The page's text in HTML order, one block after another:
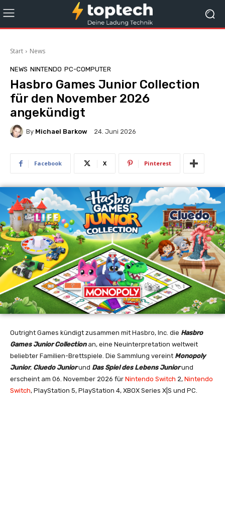
Start News
NEWS NINTENDO PC-COMPUTER
Hasbro Games Junior Collection
für den November 2026
angekündigt
By Michael Barkow 24. Juni 2026
Facebook X Pinterest
Outright Games kündigt zusammen mit Hasbro, Inc. die Hasbro
Games Junior Collectionan, eine Neuinterpretation weltweit
beliebter Familien-Brettspiele. Die Sammlung vereint Monopoly
Junior, Cluedo Juniorund Das Spiel des Lebens Juniorund
erscheint am 06. November 2026 für Nintendo Switch 2, Nintendo
Switch, PlayStation 5, PlayStation 4, XBOX Series X|S und PC.